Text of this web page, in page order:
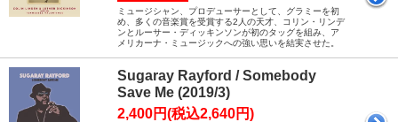
ミュージシャン、プロデューサーとして、グラミーを初
め、多くの音楽賞を受賞する2人の天才、コリン・リンデ
ンとルーサー・ディッキンソンが初のタッグを組み、ア
メリカーナ・ミュージックへの強い思いを結実させた。
Sugaray Rayford / Somebody
Save Me (2019/3)
2,400円(税込2,640円)